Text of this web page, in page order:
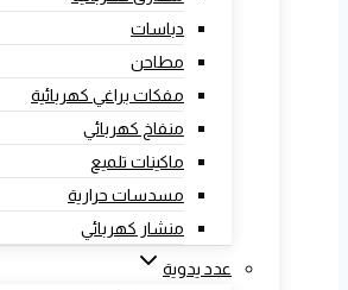
دباسات
مطاحن
مفكات براغي كهربائية
منفاخ كهربائي
ماكينات تلميع
مسدسات حرارية
منشار كهربائي
عدد يدوية